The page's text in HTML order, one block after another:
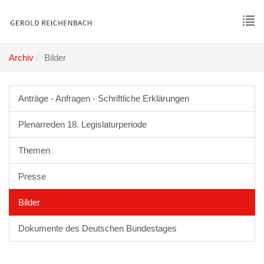
Archiv Bilder
Anträge - Anfragen - Schriftliche Erklärungen
Plenarreden 18. Legislaturperiode
Themen
Presse
Bilder
Dokumente des Deutschen Bundestages